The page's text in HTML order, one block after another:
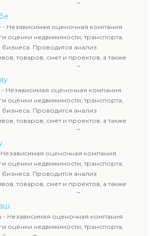
и недропользования. Эксперты
стоимость имущества и
Все отчеты соответствуют
и используются для
и судебных процессов.
- Независимая оценочная компания
оценки недвижимости, транспорта,
Проводится анализ
товаров, смет и проектов, а также
и недропользования. Эксперты
стоимость имущества и
Все отчеты соответствуют
и используются для
и судебных процессов.
- Независимая оценочная компания
оценки недвижимости, транспорта,
Проводится анализ
товаров, смет и проектов, а также
и недропользования. Эксперты
стоимость имущества и
Все отчеты соответствуют
и используются для
и судебных процессов.
Независимая оценочная компания
оценки недвижимости, транспорта,
Проводится анализ
товаров, смет и проектов, а также
и недропользования. Эксперты
стоимость имущества и
Все отчеты соответствуют
и используются для
- Независимая оценочная компания
оценки недвижимости, транспорта,